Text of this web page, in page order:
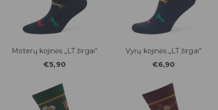
Moterų kojinės „LT žirgai“
€5,90
Vyrų kojinės „LT žirgai“
€6,90